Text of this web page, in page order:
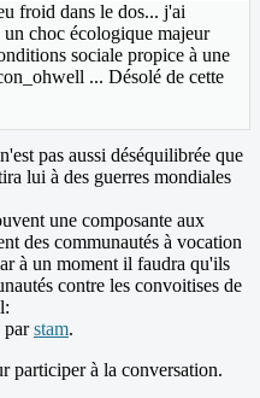
froid dans le dos... j'ai
choc écologique majeur
sociale propice à une
... Désolé de cette
pas aussi déséquilibrée que
lui à des guerres mondiales
une composante aux
des communautés à vocation
à un moment il faudra qu'ils
contre les convoitises de
parstam.
participer à la conversation.